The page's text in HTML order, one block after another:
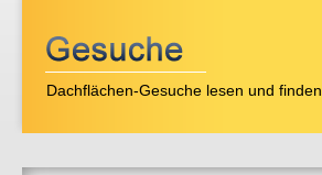
Dachflächen-Gesuche lesen und finden.